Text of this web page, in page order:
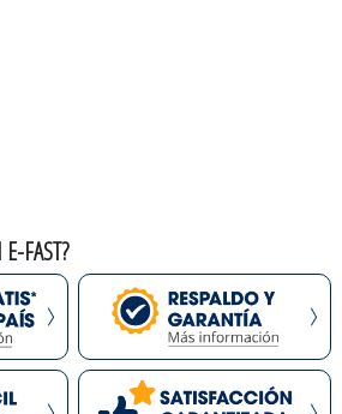
FAST?